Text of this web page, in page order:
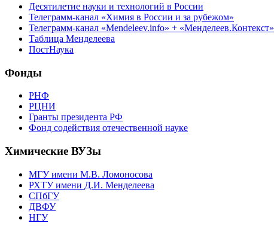
Десятилетие науки и технологий в России
Телеграмм-канал «Химия в России и за рубежом»
Телеграмм-канал «Mendeleev.info» + «Менделеев.Контекст»
Таблица Менделеева
ПостНаука
Фонды
РНФ
РЦНИ
Гранты президента РФ
Фонд содействия отечественной науке
Химические ВУЗы
МГУ имени М.В. Ломоносова
РХТУ имени Д.И. Менделеева
СПбГУ
ДВФУ
НГУ